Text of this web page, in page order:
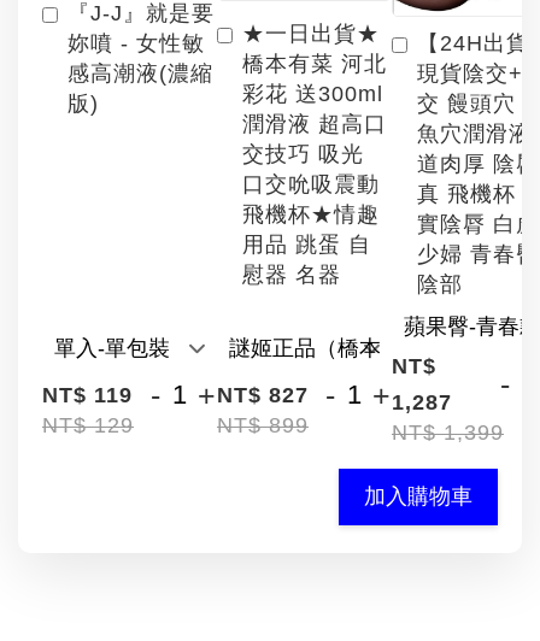
『J-J』就是要
妳噴 - 女性敏
感高潮液(濃縮
版)
NT$ 119
NT$ 129
- +
★一日出貨★
橋本有菜 河北
彩花 送300ml
潤滑液 超高口
交技巧 吸光
口交吮吸震動
飛機杯★情趣
用品 跳蛋 自
慰器 名器
NT$ 827
NT$ 899
- +
【24H出貨
現貨陰交+
交 饅頭穴
魚穴潤滑液
道肉厚 陰
真 飛機杯
實陰脣 白
少婦 青春臀
陰部
NT$
1,287
NT$ 1,399
-
加入購物車